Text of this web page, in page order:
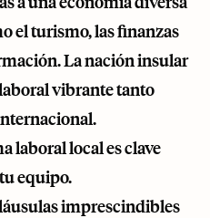
el turismo, las finanzas
La nación insular
vibrante tanto
laboral local es clave
equipo.
imprescindibles